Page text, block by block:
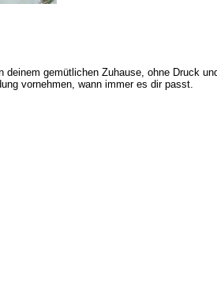
gemütlichen Zuhause, ohne Druck
vornehmen, wann immer es dir passt.